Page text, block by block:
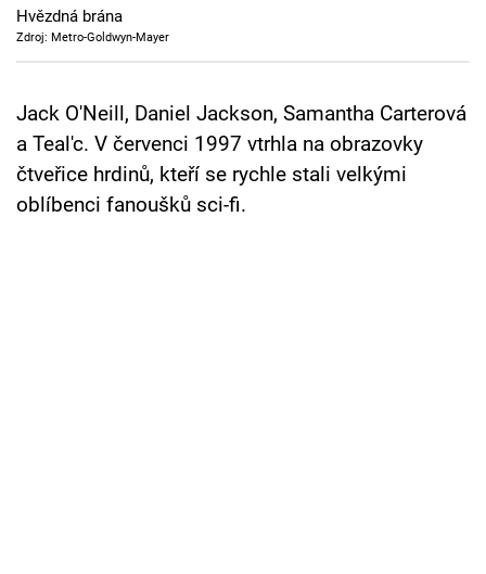
TV Program
Přihlášení
Hvězdná brána
Zdroj: Metro-Goldwyn-Mayer
Jack O'Neill, Daniel Jackson, Samantha Carterová
a Teal'c. V červenci 1997 vtrhla na obrazovky
čtveřice hrdinů, kteří se rychle stali velkými
oblíbenci fanoušků sci-fi.